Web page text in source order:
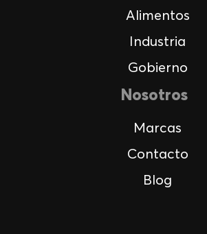
Alimentos
Industria
Gobierno
Nosotros
Marcas
Contacto
Blog